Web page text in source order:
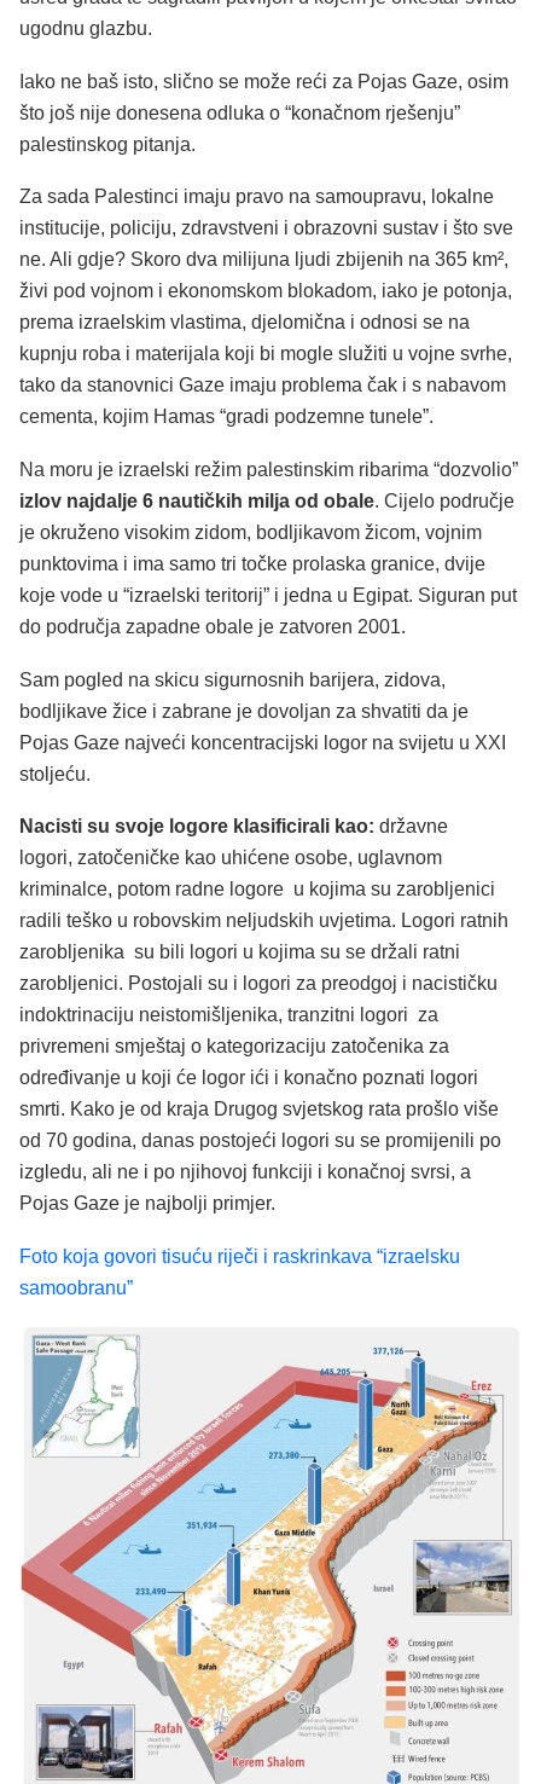
ugodnu glazbu.
Iako ne baš isto, slično se može reći za Pojas Gaze, osim
što još nije donesena odluka o “konačnom rješenju”
palestinskog pitanja.
Za sada Palestinci imaju pravo na samoupravu, lokalne
institucije, policiju, zdravstveni i obrazovni sustav i što sve
ne. Ali gdje? Skoro dva milijuna ljudi zbijenih na 365 km²,
živi pod vojnom i ekonomskom blokadom, iako je potonja,
prema izraelskim vlastima, djelomična i odnosi se na
kupnju roba i materijala koji bi mogle služiti u vojne svrhe,
tako da stanovnici Gaze imaju problema čak i s nabavom
cementa, kojim Hamas “gradi podzemne tunele”.
Na moru je izraelski režim palestinskim ribarima “dozvolio”
izlov najdalje 6 nautičkih milja od obale. Cijelo područje
je okruženo visokim zidom, bodljikavom žicom, vojnim
punktovima i ima samo tri točke prolaska granice, dvije
koje vode u “izraelski teritorij” i jedna u Egipat. Siguran put
do područja zapadne obale je zatvoren 2001.
Sam pogled na skicu sigurnosnih barijera, zidova,
bodljikave žice i zabrane je dovoljan za shvatiti da je
Pojas Gaze najveći koncentracijski logor na svijetu u XXI
stoljeću.
Nacisti su svoje logore klasificirali kao: državne
logori, zatočeničke kao uhićene osobe, uglavnom
kriminalce, potom radne logore u kojima su zarobljenici
radili teško u robovskim neljudskih uvjetima. Logori ratnih
zarobljenika su bili logori u kojima su se držali ratni
zarobljenici. Postojali su i logori za preodgoj i nacističku
indoktrinaciju neistomišljenika, tranzitni logori za
privremeni smještaj o kategorizaciju zatočenika za
određivanje u koji će logor ići i konačno poznati logori
smrti. Kako je od kraja Drugog svjetskog rata prošlo više
od 70 godina, danas postojeći logori su se promijenili po
izgledu, ali ne i po njihovoj funkciji i konačnoj svrsi, a
Pojas Gaze je najbolji primjer.
Foto koja govori tisuću riječi i raskrinkava “izraelsku
samoobranu”